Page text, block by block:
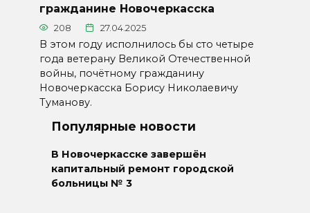
гражданине Новочеркасска
208 27.04.2025
В этом году исполнилось бы сто четыре
года ветерану Великой Отечественной
войны, почётному гражданину
Новочеркасска Борису Николаевичу
Туманову.
Популярные новости
В Новочеркасске завершён
капитальный ремонт городской
больницы № 3